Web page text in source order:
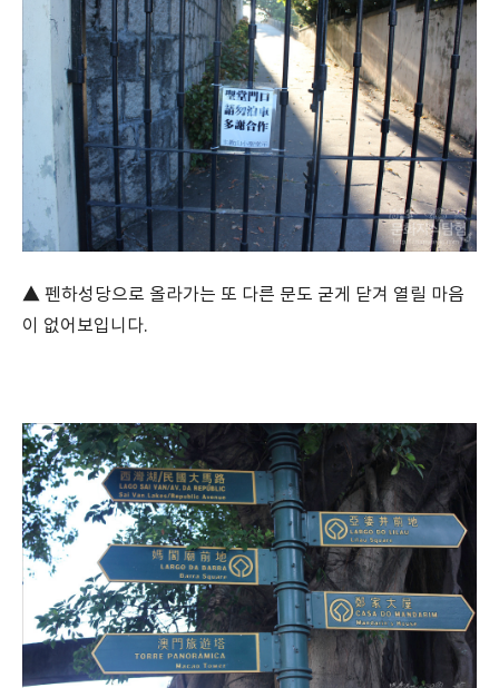
▲ 펜하성당으로 올라가는 또 다른 문도 굳게 닫겨 열릴 마음
이 없어보입니다.